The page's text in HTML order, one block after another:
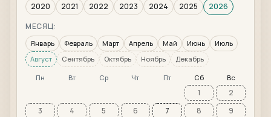
2020
2021 2022 2023 2024 2025
2026
МЕСЯЦ:
Январь Февраль Март Апрель Май Июнь
Июль
Август
Сентябрь Октябрь Ноябрь Декабрь
Пн Вт Ср Чт Пт Сб Вс
1
2
3
4 5 6 7 8
9